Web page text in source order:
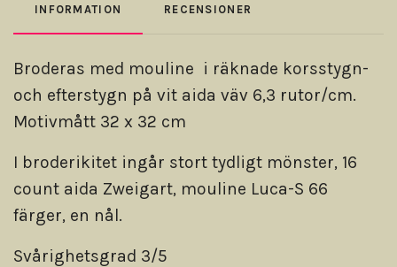
INFORMATION RECENSIONER
Broderas med mouline i räknade korsstygn-
och efterstygn på vit aida väv 6,3 rutor/cm.
Motivmått 32 x 32 cm
I broderikitet ingår stort tydligt mönster, 16
count aida Zweigart, mouline Luca-S 66
färger, en nål.
Svårighetsgrad 3/5